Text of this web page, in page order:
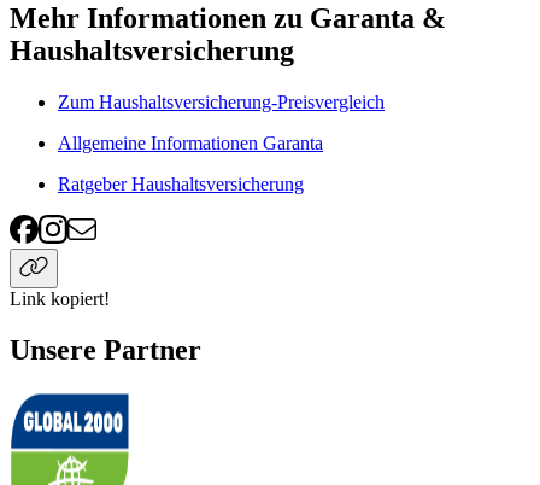
Mehr Informationen zu Garanta &
Haushaltsversicherung
Zum Haushaltsversicherung-Preisvergleich
Allgemeine Informationen Garanta
Ratgeber Haushaltsversicherung
Link kopiert!
Unsere Partner